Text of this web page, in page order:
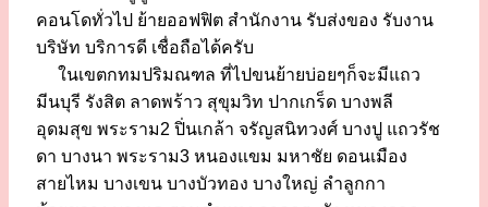
คอนโดทั่วไป ย้ายออฟฟิต สำนักงาน รับส่งของ รับงาน
บริษัท บริการดี เชื่อถือได้ครับ
ในเขตกทมปริมณฑล ที่ไปขนย้ายบ่อยๆก็จะมีแถว
มีนบุรี รังสิต ลาดพร้าว สุขุมวิท ปากเกร็ด บางพลี
อุดมสุข พระราม2 ปิ่นเกล้า จรัญสนิทวงศ์ บางปู แถวรัช
ดา บางนา พระราม3 หนองแขม มหาชัย ดอนเมือง
สายไหม บางเขน บางบัวทอง บางใหญ่ ลำลูกกา